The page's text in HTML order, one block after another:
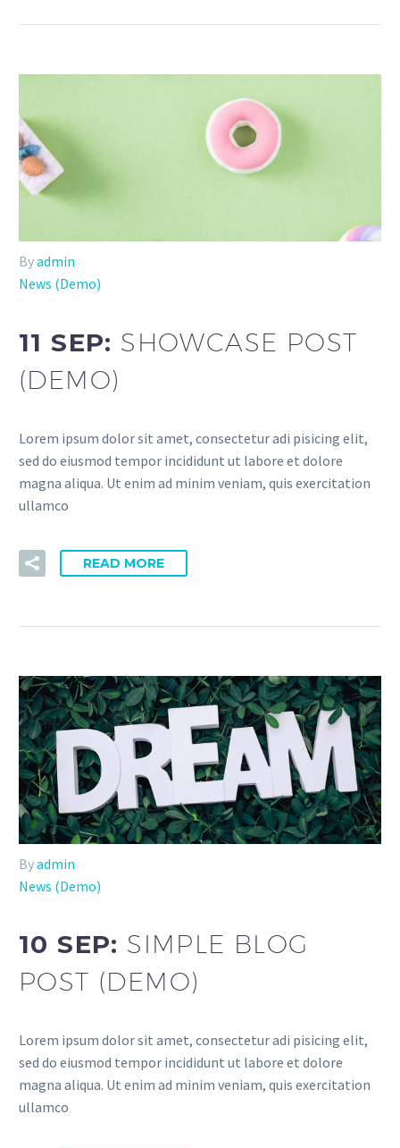
Byadmin
News (Demo)
11 SEP: SHOWCASE POST
(DEMO)
Lorem ipsum dolor sit amet, consectetur adi pisicing elit,
sed do eiusmod tempor incididunt ut labore et dolore
magna aliqua. Ut enim ad minim veniam, quis exercitation
ullamco
READ MORE
Byadmin
News (Demo)
10 SEP: SIMPLE BLOG
POST (DEMO)
Lorem ipsum dolor sit amet, consectetur adi pisicing elit,
sed do eiusmod tempor incididunt ut labore et dolore
magna aliqua. Ut enim ad minim veniam, quis exercitation
ullamco